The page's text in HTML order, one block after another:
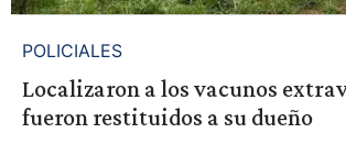
POLICIALES
Localizaron a los vacunos
fueron restituidos a su dueño